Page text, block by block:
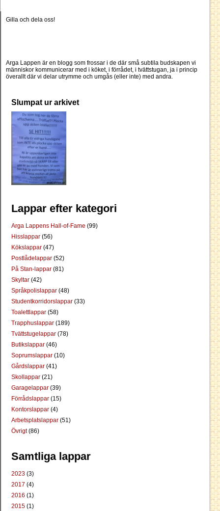
Gilla och dela oss!
Arga Lappen är en blogg som frossar i de där små subtila budskapen vi
människor kommunicerar med i köket, i förrådet, i tvättstugan, ja i princip
överallt där vi delar utrymme och umgås (eller inte) med andra.
Slumpat ur arkivet
Lappar efter kategori
Arga Lappens Hall-of-Fame (99)
Hisslappar (56)
Kökslappar (47)
Postlådelappar (52)
På Stan-lappar (81)
Skyltar (42)
Språkpolislappar (48)
Studentkorridorslappar (33)
Toalettlappar (58)
Trapphuslappar (189)
Tvättstugelappar (78)
Butikslappar (46)
Soprumslappar (10)
Gårdslappar (41)
Skollappar (21)
Garagelappar (39)
Förrådslappar (15)
Kontorslappar (4)
Arbetsplatslappar (51)
Övrigt(86)
Samtliga lappar
2023 (3)
2017 (4)
2016 (1)
2015 (1)